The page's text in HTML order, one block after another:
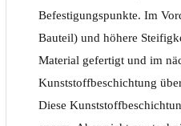
Befestigungspunkte. Im
Bauteil) und höhere
Material gefertigt und im
Kunststoffbeschichtung
Diese